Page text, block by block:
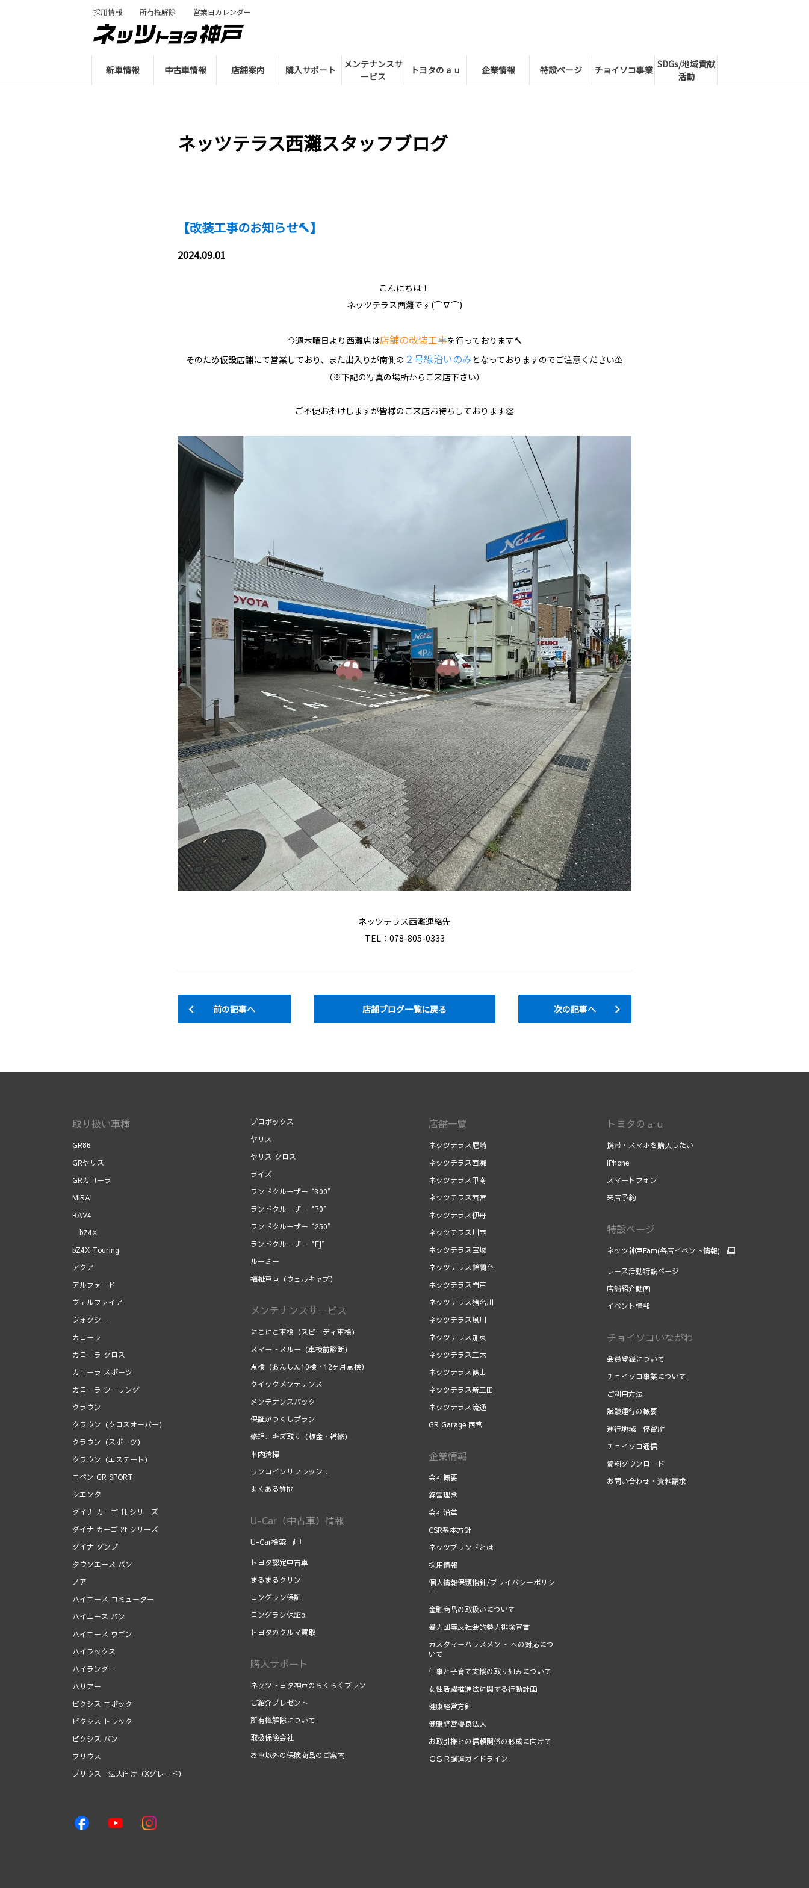
新車情報 中古車情報 店舗案内 購入サポート
メンテナンスサ
ービス
トヨタのａｕ 企業情報 特設ページ チョイソコ事業 SDGs/地域貢献
活動
採用情報 所有権解除 営業日カレンダー
ネッツテラス西灘スタッフブログ
【改装工事のお知らせ🔨】
2024.09.01
こんにちは！
ネッツテラス西灘です(⌒∇⌒)
今週木曜日より西灘店は店舗の改装工事を行っております🔨
そのため仮設店舗にて営業しており、また出入りが南側の ２号線沿いのみとなっておりますのでご注意ください⚠
（※下記の写真の場所からご来店下さい）
ご不便お掛けしますが皆様のご来店お待ちしております👏
ネッツテラス西灘連絡先
TEL：078-805-0333
前の記事へ 店舗ブログ一覧に戻る 次の記事へ
取り扱い車種
GR86
GRヤリス
GRカローラ
MIRAI
RAV4
bZ4X
bZ4X Touring
アクア
アルファード
ヴェルファイア
ヴォクシー
カローラ
カローラ クロス
カローラ スポーツ
カローラ ツーリング
クラウン
クラウン（クロスオーバー）
クラウン（スポーツ）
クラウン（エステート）
コペン GR SPORT
シエンタ
ダイナ カーゴ 1t シリーズ
ダイナ カーゴ 2t シリーズ
ダイナ ダンプ
タウンエース バン
ノア
ハイエース コミューター
ハイエース バン
ハイエース ワゴン
ハイラックス
ハイランダー
ハリアー
ピクシス エポック
ピクシス トラック
ピクシス バン
プリウス
プリウス 法人向け（Xグレード）
プロボックス
ヤリス
ヤリス クロス
ライズ
ランドクルーザー“300”
ランドクルーザー“70”
ランドクルーザー“250”
ランドクルーザー“FJ”
ルーミー
福祉車両（ウェルキャブ）
メンテナンスサービス
にこにこ車検（スピーディ車検）
スマートスルー（車検前診断）
点検（あんしん10検・12ヶ月点検）
クイックメンテナンス
メンテナンスパック
保証がつくしプラン
修理、キズ取り（板金・補修）
車内清掃
ワンコインリフレッシュ
よくある質問
U-Car（中古車）情報
U-Car検索
トヨタ認定中古車
まるまるクリン
ロングラン保証
ロングラン保証α
トヨタのクルマ買取
購入サポート
ネッツトヨタ神戸のらくらくプラン
ご紹介プレゼント
所有権解除について
取扱保険会社
お車以外の保険商品のご案内
店舗一覧
ネッツテラス尼崎
ネッツテラス西灘
ネッツテラス甲南
ネッツテラス西宮
ネッツテラス伊丹
ネッツテラス川西
ネッツテラス宝塚
ネッツテラス鈴蘭台
ネッツテラス門戸
ネッツテラス猪名川
ネッツテラス夙川
ネッツテラス加東
ネッツテラス三木
ネッツテラス篠山
ネッツテラス新三田
ネッツテラス流通
GR Garage 西宮
企業情報
会社概要
経営理念
会社沿革
CSR基本方針
ネッツブランドとは
採用情報
個人情報保護指針/プライバシーポリシ
ー
金融商品の取扱いについて
暴力団等反社会的勢力排除宣言
カスタマーハラスメント への対応につ
いて
仕事と子育て支援の取り組みについて
女性活躍推進法に関する行動計画
健康経営方針
健康経営優良法人
お取引様との信頼関係の形成に向けて
ＣＳＲ調達ガイドライン
トヨタのａｕ
携帯・スマホを購入したい
iPhone
スマートフォン
来店予約
特設ページ
ネッツ神戸Fam(各店イベント情報)
レース活動特設ページ
店舗紹介動画
イベント情報
チョイソコいながわ
会員登録について
チョイソコ事業について
ご利用方法
試験運行の概要
運行地域 停留所
チョイソコ通信
資料ダウンロード
お問い合わせ・資料請求